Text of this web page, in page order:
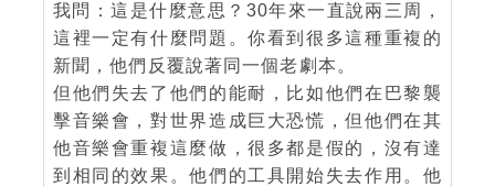
我問：這是什麼意思？30年來一直說兩三周，
這裡一定有什麼問題。你看到很多這種重複的
新聞，他們反覆說著同一個老劇本。
但他們失去了他們的能耐，比如他們在巴黎襲
擊音樂會，對世界造成巨大恐慌，但他們在其
他音樂會重複這麼做，很多都是假的，沒有達
到相同的效果。他們的工具開始失去作用。他